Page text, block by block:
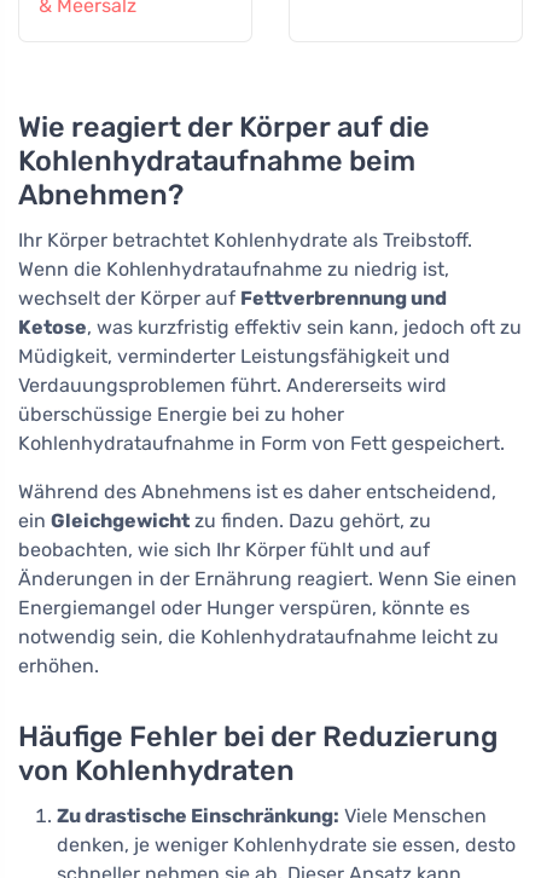
& Meersalz
Wie reagiert der Körper auf die
Kohlenhydrataufnahme beim
Abnehmen?
Ihr Körper betrachtet Kohlenhydrate als Treibstoff.
Wenn die Kohlenhydrataufnahme zu niedrig ist,
wechselt der Körper auf Fettverbrennung und
Ketose, was kurzfristig effektiv sein kann, jedoch oft zu
Müdigkeit, verminderter Leistungsfähigkeit und
Verdauungsproblemen führt. Andererseits wird
überschüssige Energie bei zu hoher
Kohlenhydrataufnahme in Form von Fett gespeichert.
Während des Abnehmens ist es daher entscheidend,
ein Gleichgewicht zu finden. Dazu gehört, zu
beobachten, wie sich Ihr Körper fühlt und auf
Änderungen in der Ernährung reagiert. Wenn Sie einen
Energiemangel oder Hunger verspüren, könnte es
notwendig sein, die Kohlenhydrataufnahme leicht zu
erhöhen.
Häufige Fehler bei der Reduzierung
von Kohlenhydraten
Zu drastische Einschränkung: Viele Menschen
denken, je weniger Kohlenhydrate sie essen, desto